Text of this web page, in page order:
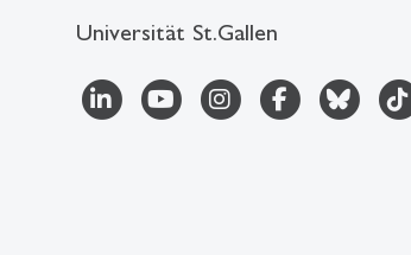
Universität St.Gallen